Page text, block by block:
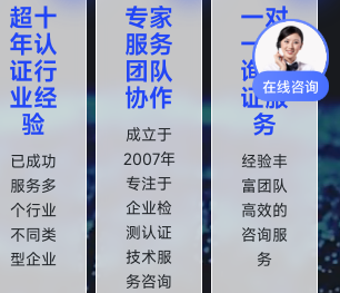
超十
年认
证行
业经
验
已成功
服务多
个行业
不同类
型企业
专家
服务
团队
协作
成立于
2007年
专注于
企业检
测认证
技术服
务咨询
一对
一咨
询认
证服
务
经验丰
富团队
高效的
咨询服
务